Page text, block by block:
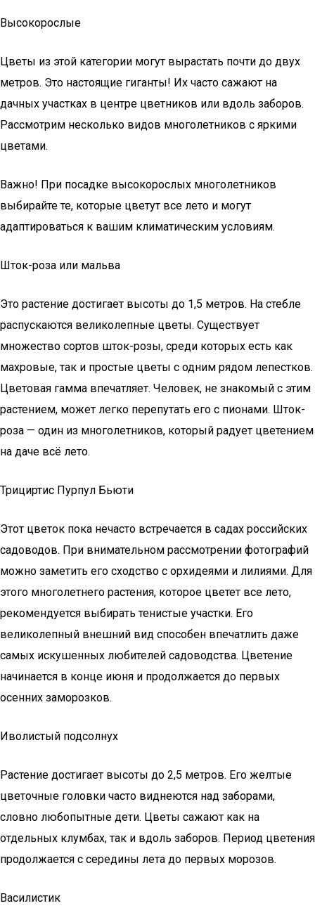
Высокорослые
Цветы из этой категории могут вырастать почти до двух
метров. Это настоящие гиганты! Их часто сажают на
дачных участках в центре цветников или вдоль заборов.
Рассмотрим несколько видов многолетников с яркими
цветами.
Важно! При посадке высокорослых многолетников
выбирайте те, которые цветут все лето и могут
адаптироваться к вашим климатическим условиям.
Шток-роза или мальва
Это растение достигает высоты до 1,5 метров. На стебле
распускаются великолепные цветы. Существует
множество сортов шток-розы, среди которых есть как
махровые, так и простые цветы с одним рядом лепестков.
Цветовая гамма впечатляет. Человек, не знакомый с этим
растением, может легко перепутать его с пионами. Шток-
роза — один из многолетников, который радует цветением
на даче всё лето.
Трициртис Пурпул Бьюти
Этот цветок пока нечасто встречается в садах российских
садоводов. При внимательном рассмотрении фотографий
можно заметить его сходство с орхидеями и лилиями. Для
этого многолетнего растения, которое цветет все лето,
рекомендуется выбирать тенистые участки. Его
великолепный внешний вид способен впечатлить даже
самых искушенных любителей садоводства. Цветение
начинается в конце июня и продолжается до первых
осенних заморозков.
Иволистый подсолнух
Растение достигает высоты до 2,5 метров. Его желтые
цветочные головки часто виднеются над заборами,
словно любопытные дети. Цветы сажают как на
отдельных клумбах, так и вдоль заборов. Период цветения
продолжается с середины лета до первых морозов.
Василистик